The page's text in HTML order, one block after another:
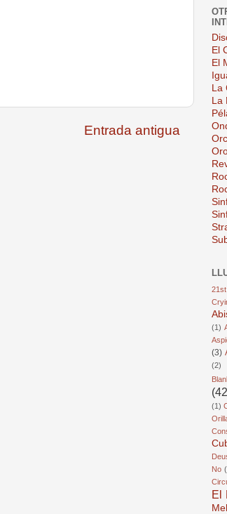
Entrada antigua
El
El
La
La
(1)
(3)
(2)
(1)
No
El